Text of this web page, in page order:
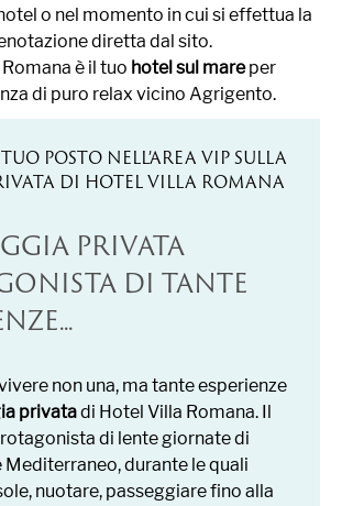
o nel momento in cui si effettua la
diretta dal sito.
è il tuo hotel sul mareper
di puro relax vicino Agrigento.
POSTO NELL’AREA VIP SULLA
DI HOTEL VILLA ROMANA
PRIVATA
DI TANTE
non una, ma tante esperienze
privatadi Hotel Villa Romana. Il
di lente giornate di
Mediterraneo, durante le quali
nuotare, passeggiare fino alla